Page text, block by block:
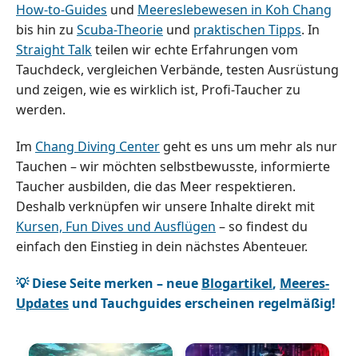
How-to-Guides und Meereslebewesen in Koh Chang
bis hin zu Scuba-Theorie und praktischen Tipps. In
Straight Talkteilen wir echte Erfahrungen vom
Tauchdeck, vergleichen Verbände, testen Ausrüstung
und zeigen, wie es wirklich ist, Profi-Taucher zu
werden.
Im Chang Diving Center geht es uns um mehr als nur
Tauchen – wir möchten selbstbewusste, informierte
Taucher ausbilden, die das Meer respektieren.
Deshalb verknüpfen wir unsere Inhalte direkt mit
Kursen, Fun Dives und Ausflügen – so findest du
einfach den Einstieg in dein nächstes Abenteuer.
💡 Diese Seite merken – neue Blogartikel, Meeres-
Updates und Tauchguides erscheinen regelmäßig!